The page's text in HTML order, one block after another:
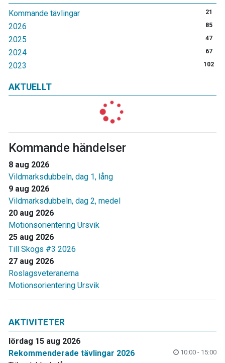
Kommande tävlingar 21
2026 85
2025 47
2024 67
2023 102
AKTUELLT
Kommande händelser
8 aug 2026
Vildmarksdubbeln, dag 1, lång
9 aug 2026
Vildmarksdubbeln, dag 2, medel
20 aug 2026
Motionsorientering Ursvik
25 aug 2026
Till Skogs #3 2026
27 aug 2026
Roslagsveteranerna
Motionsorientering Ursvik
AKTIVITETER
lördag 15 aug 2026
Rekommenderade tävlingar 2026
10:00 - 15:00